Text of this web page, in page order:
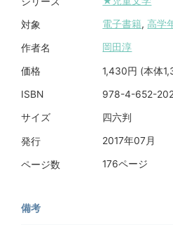
対象 電子書籍, 高学
作者名 岡田淳
価格 1,430円 (本体
ISBN 978-4-652-
サイズ 四六判
発行 2017年07月
ページ数 176ページ
備考